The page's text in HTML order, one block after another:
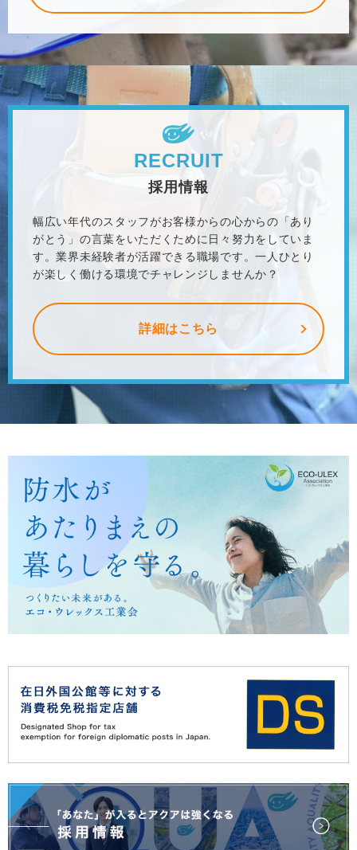
RECRUIT
採用情報
幅広い年代のスタッフがお客様からの心からの「あり
がとう」の言葉をいただくために日々努力をしていま
す。業界未経験者が活躍できる職場です。一人ひとり
が楽しく働ける環境でチャレンジしませんか？
詳細はこちら